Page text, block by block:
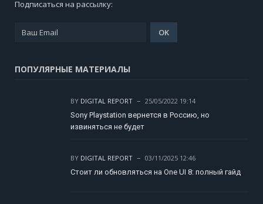
Подписаться на рассылку:
ПОПУЛЯРНЫЕ МАТЕРИАЛЫ
BY DIGITAL REPORT
25/05/2022 19:14
Sony Playstation вернется в Россию, но
извиняться не будет
BY DIGITAL REPORT
03/11/2025 12:46
Стоит ли обновляться на One UI 8: полный гайд